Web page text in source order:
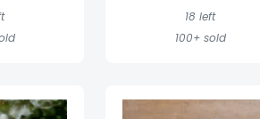
18 left
100+ sold